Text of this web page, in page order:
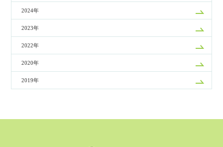
2024年
2023年
2022年
2020年
2019年